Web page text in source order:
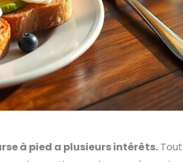
à pied a plusieurs intérêts. Tout